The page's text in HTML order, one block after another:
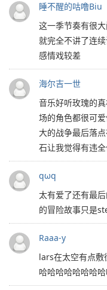
睡不醒的咕噜Biu
这一季节奏有很
就完全不讲了连
感情戏较差
海尔吉一世
音乐好听玫瑰的
场的角色都很可
大的战争最后落
石让我觉得有违
qωq
太有爱了还有最
的冒险故事只是
Raaa-y
lars在太空有点
哈哈哈哈哈哈哈